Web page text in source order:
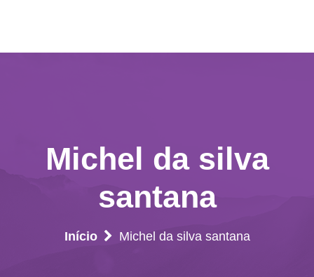
Michel da silva
santana
Início Michel da silva santana